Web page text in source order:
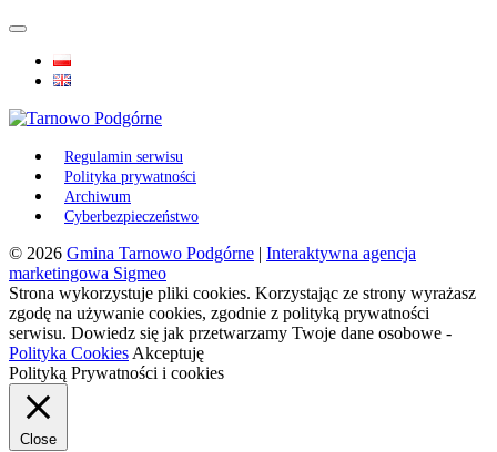
Regulamin serwisu
Polityka prywatności
Archiwum
Cyberbezpieczeństwo
© 2026 Gmina Tarnowo Podgórne | Interaktywna agencja
marketingowa Sigmeo
Strona wykorzystuje pliki cookies. Korzystając ze strony wyrażasz
zgodę na używanie cookies, zgodnie z polityką prywatności
serwisu. Dowiedz się jak przetwarzamy Twoje dane osobowe -
Polityka Cookies Akceptuję
Polityką Prywatności i cookies
Close